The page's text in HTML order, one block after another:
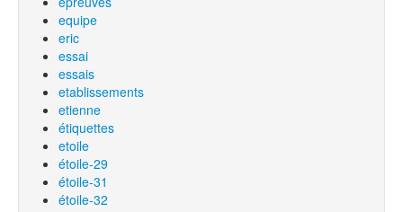
equipe
eric
essai
essais
etablissements
etienne
étiquettes
etoile
étoile-29
étoile-31
étoile-32